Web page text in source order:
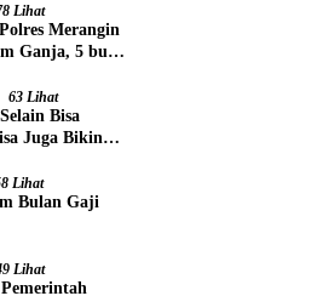
Lihat
Merangin
Ganja, 5 butir
63 Lihat
Bisa
Juga Bikin
Lihat
Bulan Gaji
Lihat